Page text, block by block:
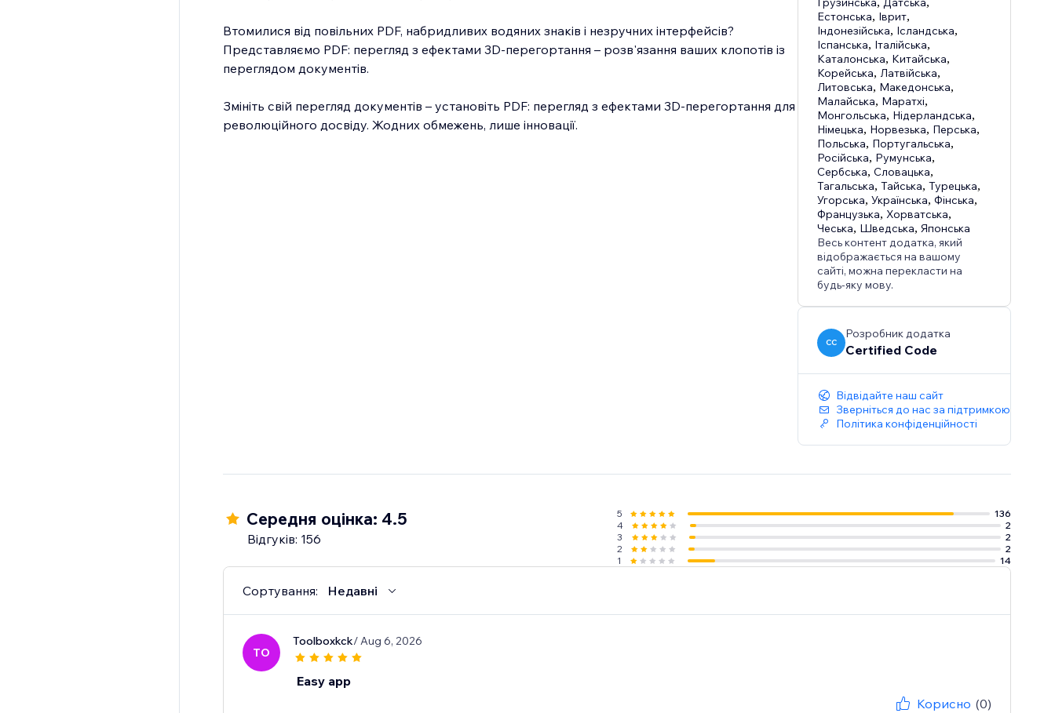
Втомилися від повільних PDF, набридливих водяних знаків і незручних інтерфейсів?
Представляємо PDF: перегляд з ефектами 3D-перегортання – розв'язання ваших клопотів із
переглядом документів.
Змініть свій перегляд документів – установіть PDF: перегляд з ефектами 3D-перегортання для
революційного досвіду. Жодних обмежень, лише інновації.
Естонська, Іврит,
Індонезійська, Ісландська,
Іспанська, Італійська,
Каталонська, Китайська,
Корейська, Латвійська,
Литовська, Македонська,
Малайська, Маратхі,
Монгольська, Нідерландська,
Німецька, Норвезька, Перська,
Польська, Португальська,
Російська, Румунська,
Сербська,Словацька,
Тагальська,Тайська,Турецька,
Угорська,Українська,Фінська,
Французька, Хорватська,
Чеська, Шведська,Японська
Весь контент додатка, який
відображається на вашому
сайті, можна перекласти на
будь-яку мову.
CC
Розробник додатка
Certified Code
Відвідайте наш сайт
Зверніться до нас за підтримкою
Політика конфіденційності
Середня оцінка: 4.5
Відгуків: 156
5
136
4
2
3
2
2
2
1
14
Сортування: Недавні
TO
Toolboxkck/ Aug 6, 2026
Easy app
Корисно (0)